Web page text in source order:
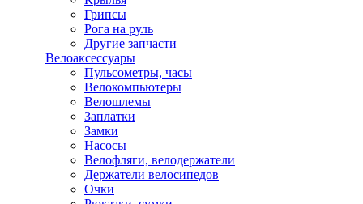
Грипсы
Рога на руль
Другие запчасти
Велоаксессуары
Пульсометры, часы
Велокомпьютеры
Велошлемы
Заплатки
Замки
Насосы
Велофляги, велодержатели
Держатели велосипедов
Очки